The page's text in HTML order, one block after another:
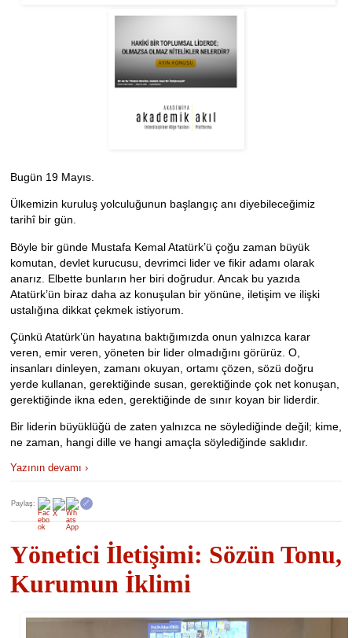
Bugün 19 Mayıs.
Ülkemizin kuruluş yolculuğunun başlangıç anı diyebileceğimiz
tarihî bir gün.
Böyle bir günde Mustafa Kemal Atatürk’ü çoğu zaman büyük
komutan, devlet kurucusu, devrimci lider ve fikir adamı olarak
anarız. Elbette bunların her biri doğrudur. Ancak bu yazıda
Atatürk’ün biraz daha az konuşulan bir yönüne, iletişim ve ilişki
ustalığına dikkat çekmek istiyorum.
Çünkü Atatürk’ün hayatına baktığımızda onun yalnızca karar
veren, emir veren, yöneten bir lider olmadığını görürüz. O,
insanları dinleyen, zamanı okuyan, ortamı çözen, sözü doğru
yerde kullanan, gerektiğinde susan, gerektiğinde çok net konuşan,
gerektiğinde ikna eden, gerektiğinde de sınır koyan bir liderdir.
Bir liderin büyüklüğü de zaten yalnızca ne söylediğinde değil; kime,
ne zaman, hangi dille ve hangi amaçla söylediğinde saklıdır.
Yazının devamı ›
Paylaş: 🔗
Yönetici İletişimi: Sözün Tonu,
Kurumun İklimi